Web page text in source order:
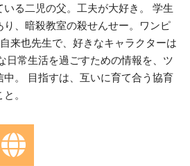
いる二児の父。工夫が大好き。 学生
、暗殺教室の殺せんせー。ワンピ
来也先生で、好きなキャラクターは
日常生活を過ごすための情報を、ツ
中。 目指すは、互いに育て合う協育
。